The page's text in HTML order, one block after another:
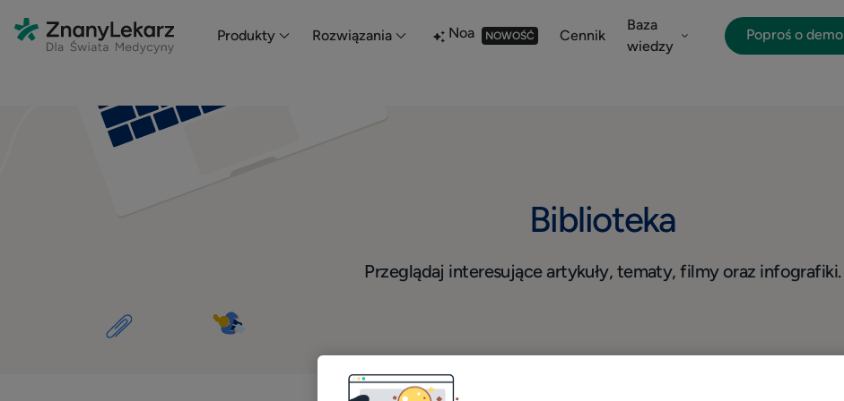
Produkty Rozwiązania Noa NOWOŚĆ Cennik
Baza
wiedzy
Poproś o demo
Biblioteka
Przeglądaj interesujące artykuły, tematy, filmy oraz infografiki.